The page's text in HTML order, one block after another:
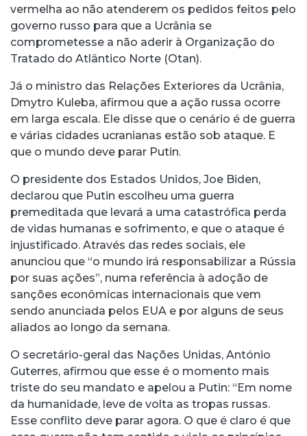
vermelha ao não atenderem os pedidos feitos pelo
governo russo para que a Ucrânia se
comprometesse a não aderir à Organização do
Tratado do Atlântico Norte (Otan).
Já o ministro das Relações Exteriores da Ucrânia,
Dmytro Kuleba, afirmou que a ação russa ocorre
em larga escala. Ele disse que o cenário é de guerra
e várias cidades ucranianas estão sob ataque. E
que o mundo deve parar Putin.
O presidente dos Estados Unidos, Joe Biden,
declarou que Putin escolheu uma guerra
premeditada que levará a uma catastrófica perda
de vidas humanas e sofrimento, e que o ataque é
injustificado. Através das redes sociais, ele
anunciou que “o mundo irá responsabilizar a Rússia
por suas ações”, numa referência à adoção de
sanções econômicas internacionais que vem
sendo anunciada pelos EUA e por alguns de seus
aliados ao longo da semana.
O secretário-geral das Nações Unidas, António
Guterres, afirmou que esse é o momento mais
triste do seu mandato e apelou a Putin: “Em nome
da humanidade, leve de volta as tropas russas.
Esse conflito deve parar agora. O que é claro é que